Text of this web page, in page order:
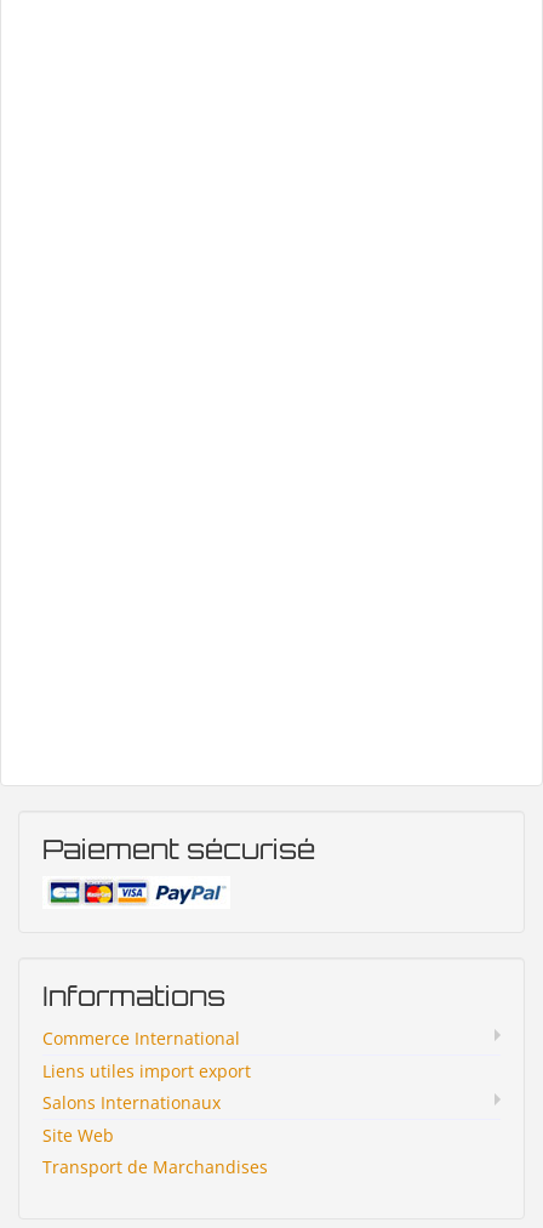
Paiement sécurisé
Informations
Commerce International
Liens utiles import export
Salons Internationaux
Site Web
Transport de Marchandises